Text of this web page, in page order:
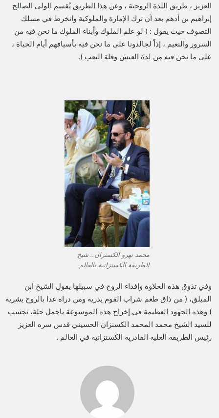
العزيز ، طريق اللذة الروحية ، وعن هذا الطريق يُقسم الولي الصالح
إبراهيم بن أدهم بعد أن ترك الإمارة والملوكية وانخرط في مسلك
التصوف حيث يقول : ( لو علم الملوك وأبناء الملوك ما نحن فيه من
السرور والنعيم ، إذاً لجالدونا على ما نحن فيه بأسيافهم أيام الحياة ،
على ما نحن فيه من لذة العيش وقلة التعب ).
محمد نهرو الكسنزان.. شيخ
الطريقة الكسنزانية بالعالم
وفي تذوق هذه الحلاوة وإفداء الروح في سبيلها يقول الشيخ ابن
الميلق، ( من ذاق طعم شراب القوم يدريه ومن دراه غدا بالروح يشريه
) وهذه الجهود العظيمة في إخراج هذه الموسوعة باجمل حلة، تحسب
للسيد الشيخ محمد المحمد الكسنزان الحسيني قدس سره العزيز
رئيس الطريقة العلية القادرية الكسنزانية في العالم .